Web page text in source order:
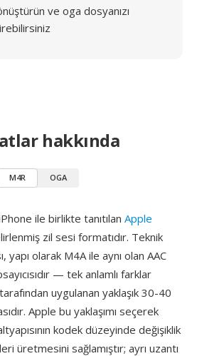
ve oga dosyanızı
hakkında
M4R OGA
ile birlikte tanıtılan Apple
zil sesi formatıdır. Teknik
yapı olarak M4A ile aynı olan AAC
— tek anlamlı farklar
uygulanan yaklaşık 30-40
Apple bu yaklaşımı seçerek
kodek düzeyinde değişiklik
üretmesini sağlamıştır; ayrı uzantı